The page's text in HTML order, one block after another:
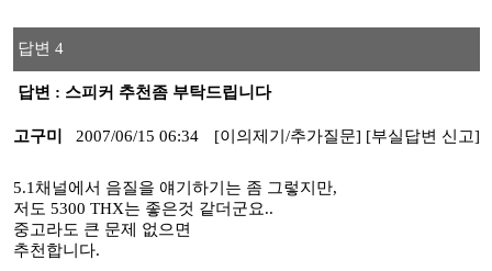
답변 4
답변 : 스피커 추천좀 부탁드립니다
고구미 2007/06/15 06:34 [이의제기/추가질문] [부실답변 신고]
5.1채널에서 음질을 얘기하기는 좀 그렇지만,
저도 5300 THX는 좋은것 같더군요..
중고라도 큰 문제 없으면
추천합니다.